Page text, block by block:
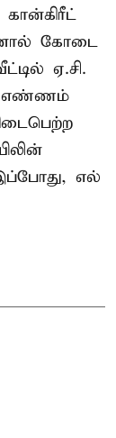
கோடை
ஏ.சி.
எண்ணம்
எல்